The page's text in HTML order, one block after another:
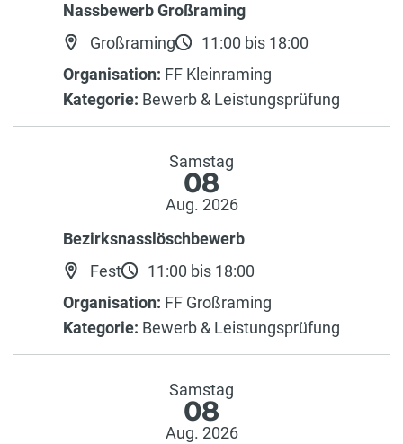
Nassbewerb Großraming
Großraming
11:00 bis 18:00
Organisation: FF Kleinraming
Kategorie: Bewerb & Leistungsprüfung
Samstag
08
Aug. 2026
Bezirksnasslöschbewerb
Fest
11:00 bis 18:00
Organisation: FF Großraming
Kategorie: Bewerb & Leistungsprüfung
Samstag
08
Aug. 2026